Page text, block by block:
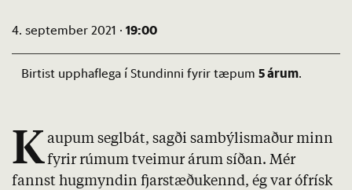
4. september 2021 · 19:00
Birtist upphaflega í Stundinni fyrir tæpum 5 árum.
Kaupum seglbát, sagði sambýlismaður minn
fyrir rúmum tveimur árum síðan. Mér
fannst hugmyndin fjarstæðukennd, ég var ófrísk